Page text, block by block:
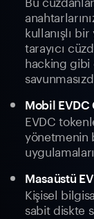
kullanışlı
tarayıcı
hacking gibi
Mobil EVDC
EVDC
yönetmenin
Masaüstü
Kişisel
sabit diskte